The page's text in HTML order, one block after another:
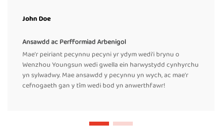
John Doe
Ansawdd ac Perfformiad Arbenigol
Mae'r peiriant pecynnu pecyni yr ydym wedi'i brynu o
Wenzhou Youngsun wedi gwella ein harwystydd cynhyrchu
yn sylwadwy. Mae ansawdd y pecynnu yn wych, ac mae'r
cefnogaeth gan y tîm wedi bod yn anwerthfawr!